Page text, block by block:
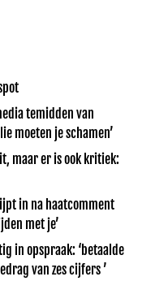
temidden van
moeten je schamen’
maar er is ook kritiek:
in na haatcomment
met je’
in opspraak: ‘betaalde
van zes cijfers ’